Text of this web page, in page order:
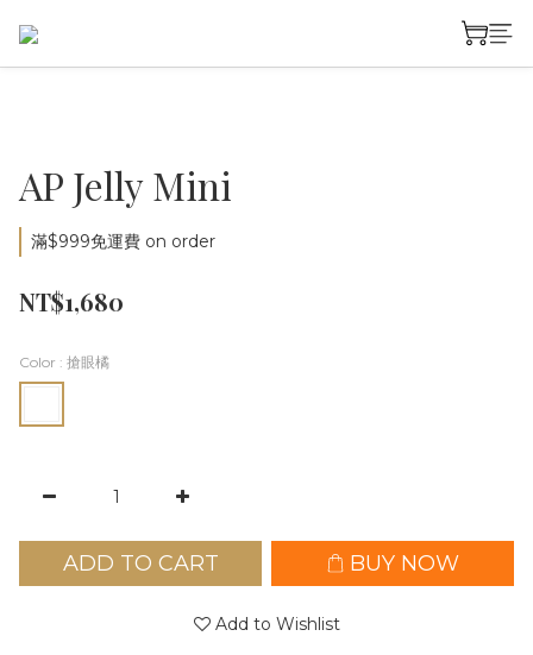
AP Jelly Mini
滿$999免運費 on order
NT$1,680
Color : 搶眼橘
ADD TO CART BUY NOW
Add to Wishlist